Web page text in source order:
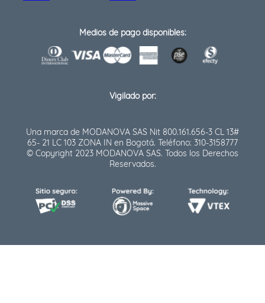
Medios de pago disponibles:
Vigilado por:
Una marca de MODANOVA SAS Nit 800.161.656-3 CL 13#
65- 21 LC 103 ZONA IN en Bogotá. Teléfono: 310-3158777
© Copyright 2023 MODANOVA SAS. Todos los Derechos
Reservados.